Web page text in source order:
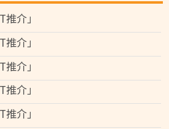
介」
介」
介」
介」
介」